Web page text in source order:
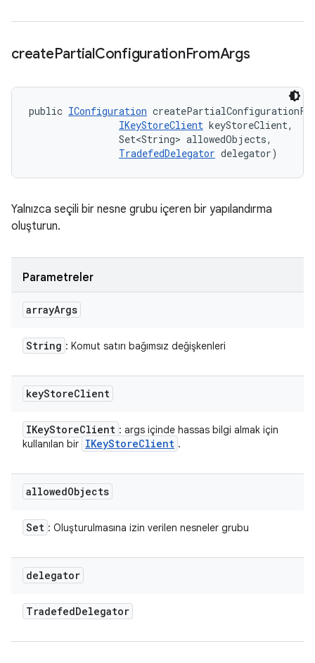
createPartialConfigurationFromArgs
public IConfiguration
IKeyStoreClient keyStoreClient,
                Set<String> allowedObjects,
TradefedDelegator delegator)
Yalnızca seçili bir nesne grubu içeren bir yapılandırma
oluşturun.
Parametreler
arrayArgs
String : Komut satırı bağımsız değişkenleri
keyStoreClient
IKeyStoreClient : args içinde hassas bilgi almak için
kullanılan bir IKeyStoreClient .
allowedObjects
Set : Oluşturulmasına izin verilen nesneler grubu
delegator
TradefedDelegator